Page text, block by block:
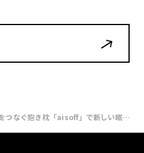
はなれた2人をつなぐ抱き枕「aisoff」で新しい眠りを体験できる『 つながる抱き枕で、おやすみ会』を7月24日に開催【ナナナナ祭2020】